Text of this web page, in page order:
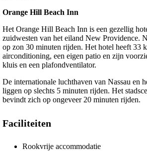
Orange Hill Beach Inn
Het Orange Hill Beach Inn is een gezellig
zuidwesten van het eiland New Providence.
op zon 30 minuten rijden. Het hotel heeft 33
airconditioning, een eigen patio en zijn
kluis en een plafondventilator.
De internationale luchthaven van Nassau en
liggen op slechts 5 minuten rijden. Het
bevindt zich op ongeveer 20 minuten rijden.
Faciliteiten
Rookvrije accommodatie